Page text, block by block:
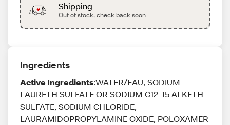
Shipping
Out of stock, check back soon
Ingredients
Active Ingredients:WATER/EAU, SODIUM
LAURETH SULFATE OR SODIUM C12-15 ALKETH
SULFATE, SODIUM CHLORIDE,
LAURAMIDOPROPYLAMINE OXIDE, POLOXAMER